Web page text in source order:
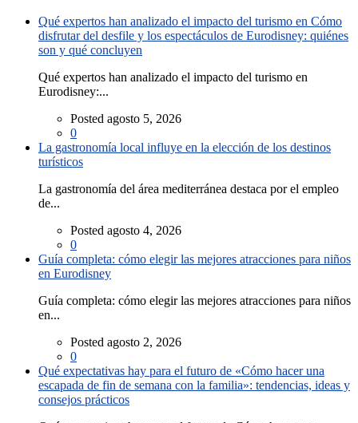
Qué expertos han analizado el impacto del turismo en Cómo
disfrutar del desfile y los espectáculos de Eurodisney: quiénes
son y qué concluyen
Qué expertos han analizado el impacto del turismo en
Eurodisney:...
Posted agosto 5, 2026
0
La gastronomía local influye en la elección de los destinos
turísticos
La gastronomía del área mediterránea destaca por el empleo
de...
Posted agosto 4, 2026
0
Guía completa: cómo elegir las mejores atracciones para niños
en Eurodisney
Guía completa: cómo elegir las mejores atracciones para niños
en...
Posted agosto 2, 2026
0
Qué expectativas hay para el futuro de «Cómo hacer una
escapada de fin de semana con la familia»: tendencias, ideas y
consejos prácticos